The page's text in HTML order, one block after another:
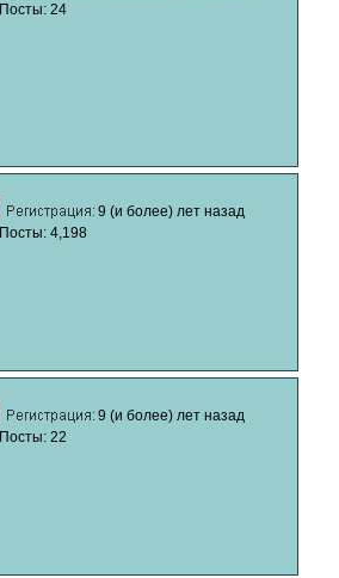
Посты: 24
9 (и более) лет назад
Посты: 4,198
9 (и более) лет назад
Посты: 22